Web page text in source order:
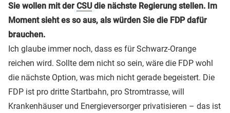
Sie wollen mit der CSUdie nächste Regierung stellen. Im
Moment sieht es so aus, als würden Sie die FDP dafür
brauchen.
Ich glaube immer noch, dass es für Schwarz-Orange
reichen wird. Sollte dem nicht so sein, wäre die FDP wohl
die nächste Option, was mich nicht gerade begeistert. Die
FDP ist pro dritte Startbahn, pro Stromtrasse, will
Krankenhäuser und Energieversorger privatisieren – das ist